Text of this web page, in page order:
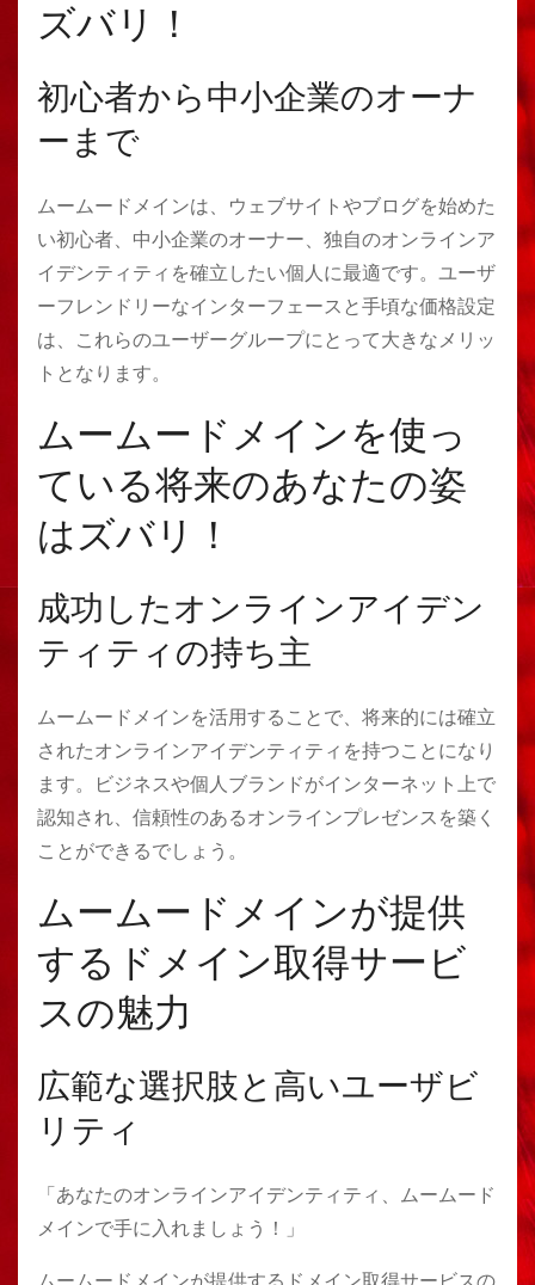
ズバリ！
初心者から中小企業のオーナ
ーまで
ムームードメインは、ウェブサイトやブログを始めた
い初心者、中小企業のオーナー、独自のオンラインア
イデンティティを確立したい個人に最適です。ユーザ
ーフレンドリーなインターフェースと手頃な価格設定
は、これらのユーザーグループにとって大きなメリッ
トとなります。
ムームードメインを使っ
ている将来のあなたの姿
はズバリ！
成功したオンラインアイデン
ティティの持ち主
ムームードメインを活用することで、将来的には確立
されたオンラインアイデンティティを持つことになり
ます。ビジネスや個人ブランドがインターネット上で
認知され、信頼性のあるオンラインプレゼンスを築く
ことができるでしょう。
ムームードメインが提供
するドメイン取得サービ
スの魅力
広範な選択肢と高いユーザビ
リティ
「あなたのオンラインアイデンティティ、ムームード
メインで手に入れましょう！」